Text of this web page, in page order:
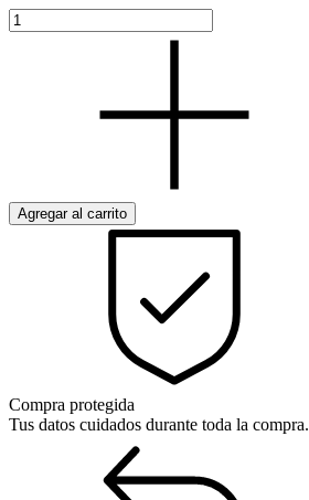
Compra protegida
Tus datos cuidados durante toda la compra.